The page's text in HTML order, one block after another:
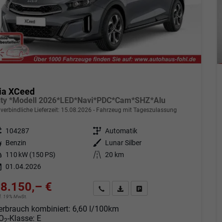
XCeed
*Modell 2026*LED*Navi*PDC*Cam*SHZ*Alu
Lieferzeit: 15.08.2026 Fahrzeug mit Tageszulassung
104287 Getriebe Automatik
Benzin Außenfarbe
Lunar Silber
110 kW (150 PS) Kilometerstand 20 km
01.04.2026
€
19% MwSt.
Angebot anfordern
Fahrzeugexpose (PDF)
kombiniert: 6,60 l/100km
-Klasse: E